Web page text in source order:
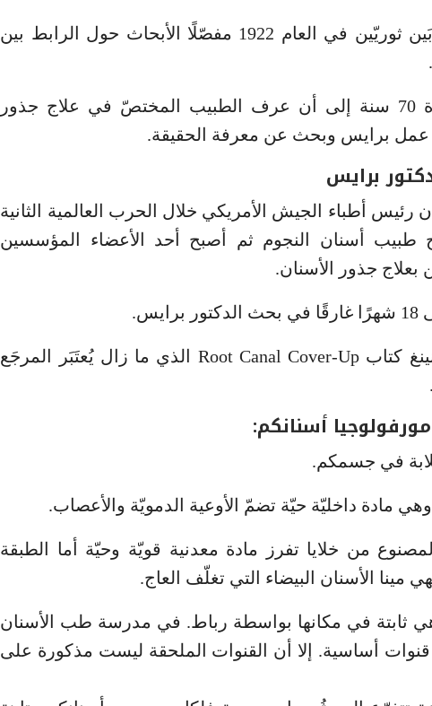
وبعد ذلك كتب الدكتور برايس كتابَين ثوريّين في العام 1922 مفصّلًا الأبحاث حول الرابط بين
لسوء الحظ دفِن عمله عمدًا لمدة 70 سنة إلى أن عرف الطبيب المختصّ في علاج جذور
عمل برايس وبحث عن معرفة الحقيقة.
برايس
رئيس أطباء الجيش الأمريكي خلال الحرب العالمية الثانية
طبيب أسنان النجوم ثم أصبح أحد الأعضاء المؤسسين
بعلاج جذور الأسنان.
في حزيران 1993 نشر الدكتور مينينغ كتاب Root Canal Cover-Up الذي ما زال يُعتَبَر المرجَع
أسنانكم:
في جسمكم.
داخليّة حيّة تضمّ الأوعية الدمويّة والأعصاب.
من خلايا تفرز مادة معدنية قويّة وحيّة أما الطبقة
مينا الأسنان البيضاء التي تغلّف العاج.
ثابتة في مكانها بواسطة رباط. في مدرسة طب الأسنان
أطبّاء الأسنان أن لكل سن 4 قنوات أساسية. إلا أن القنوات الملحقة ليست مذكورة على